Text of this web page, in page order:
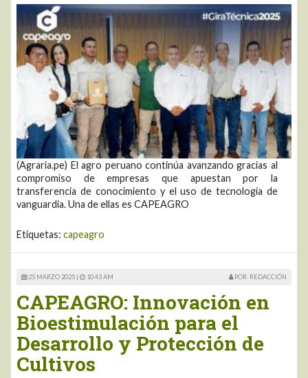
(Agraria.pe) El agro peruano continúa avanzando gracias al
compromiso de empresas que apuestan por la
transferencia de conocimiento y el uso de tecnología de
vanguardia. Una de ellas es CAPEAGRO
Etiquetas: capeagro
25 MARZO 2025 | 10:43 AM POR: REDACCIÓN
CAPEAGRO: Innovación en
Bioestimulación para el
Desarrollo y Protección de
Cultivos